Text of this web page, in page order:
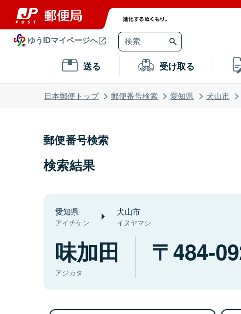
ゆうIDマイページへ
送る 受け取る
日本郵便トップ 郵便番号検索 愛知県 犬山市
郵便番号検索
検索結果
愛知県
アイチケン
犬山市
イヌヤマシ
味加田
アジカタ
484-